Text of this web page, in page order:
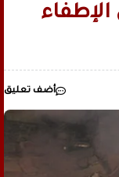
أضف تعليق